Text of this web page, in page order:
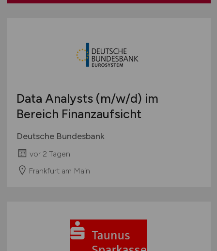
Data Analysts (m/w/d) im
Bereich Finanzaufsicht
Deutsche Bundesbank
vor 2 Tagen
Frankfurt am Main